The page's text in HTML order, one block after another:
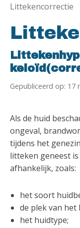
Littekencorrectie
Gepubliceerd op: 17
Als de huid
ongeval,
tijdens het
litteken geneest
afhankelijk, zoals:
het soort
de plek van het
het huidtype;